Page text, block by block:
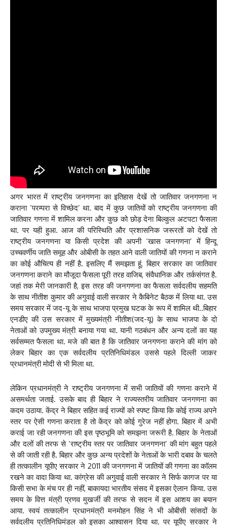
अगर भारत में राष्ट्रीय जनगणना का इतिहास देखें तो जातिवार जनगणना न
कराना ‘परम्परा से विच्छेद’ था. बाद में कुछ जातियों को राष्ट्रीय जनगणना की
जातिवार गणना में शामिल करना और कुछ को छोड़ देना बिल्कुल अटपटा फैसला
था. पर यही हुआ. आज की परिस्थिति और प्रशासनिक जरूरतों को देखें तो
राष्ट्रीय जनगणना या किसी प्रदेश की अपनी ‘खास जनगणना’ में हिन्दू
उच्चवर्णीय जाति समूह और ओबीसी के तहत आने वाली जातियों की गणना न कराने
का कोई औचित्य ही नहीं है. इसलिए मैं समझता हूं, बिहार सरकार का जातिवार
जनगणना कराने का मौजूदा फैसला पूरी तरह वाजिब, संवैधानिक और तर्कसंगत है.
जहां तक मेरी जानकारी है, इस तरह की जनगणना का फैसला सर्वदलीय सहमति
के साथ नीतीश कुमार की अगुवाई वाली सरकार ने कैबिनेट बैठक में लिया था. उस
समय सरकार में जद-यू के साथ भाजपा प्रमुख घटक के रूप में शामिल थी..बिहार
एनडीए की उस सरकार में मुख्यमंत्री नीतीश(जद-यू) के साथ भाजपा के दो
नेताओं को उपमुख्य मंत्री बनाया गया था. यानी गठबंधन और अन्य दलों का यह
सर्वसम्मत फैसला था. मजे की बात है कि जातिवार जनगणना कराने की मांग को
लेकर बिहार का एक सर्वदलीय प्रतिनिधिमंडल उससे पहले दिल्ली जाकर
प्रधानमंत्री मोदी से भी मिला था.
लेकिन प्रधानमंत्री ने राष्ट्रीय जनगणना में सभी जातियों की गणना कराने में
असमर्थता जताई. उसके बाद ही बिहार ने राज्यस्तरीय जातिवार जनगणना का
कदम उठाया. केंद्र ने बिहार सहित कई राज्यों को स्पष्ट किया कि कोई राज्य अपने
स्तर पर ऐसी गणना कराता है तो केंद्र को कोई गुरेज नहीं होगा. बिहार में अभी
कराई जा रही जनगणना की इस पृष्ठभूमि को समझना जरूरी है. बिहार के नेताओं
और दलों की तरफ से ‘राष्ट्रीय स्तर पर जातिवार जनगणना’ की मांग बहुत पहले
से की जाती रही है. बिहार और कुछ अन्य प्रदेशों के नेताओं के भारी दबाव के चलते
ही तत्कालीन यूपीए सरकार ने 2011 की जनगणना में जातियों की गणना का काॅलम
रखने का वादा किया था. कांग्रेस की अगुवाई वाली सरकार ने सिर्फ कागज पर या
किसी सभा के मंच पर ही नहीं, बाकायदा भारतीय संसद में इसका ऐलान किया. उस
समय के वित्त मंत्री प्रणव मुखर्जी की तरफ से सदन में इस आशय का बयान
आया. स्वयं तत्कालीन प्रधानमंत्री मनमोहन सिंह ने भी ओबीसी सांसदों के
सर्वदलीय प्रतिनिधिमंडल को इसका आश्वासन दिया था. पर यूपीए सरकार ने